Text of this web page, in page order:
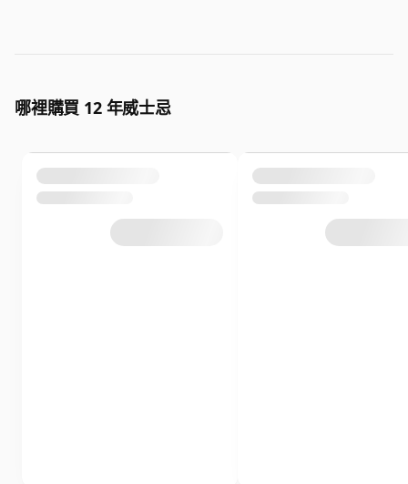
哪裡購買 12 年威士忌